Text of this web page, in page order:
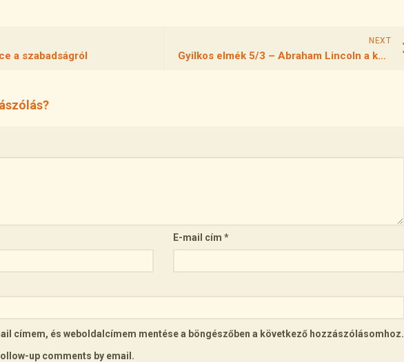
NEXT
Gyilkos elmék 5/3 – Abraham Lincoln a könyörületről
a szabadságról
E-mail cím *
címem, és weboldalcímem mentése a böngészőben a következő hozzászólásomhoz.
up comments by email.